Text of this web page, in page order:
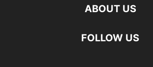
ABOUT US
FOLLOW US